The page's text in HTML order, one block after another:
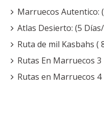
Marruecos Autentico:
Atlas Desierto: (5
Ruta de mil Kasbahs (
Rutas En Marruecos
Rutas en Marruecos